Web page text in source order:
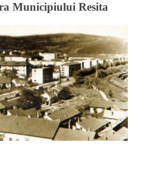
Municipiului Resita